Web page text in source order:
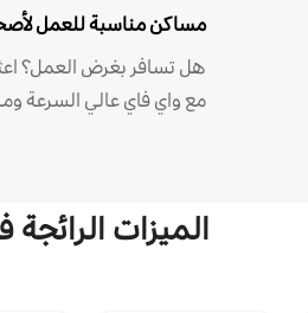
مساكن مناسبة للعمل
هل تسافر بغرض العمل؟
مع واي فاي عالي
الميزات الرائجة